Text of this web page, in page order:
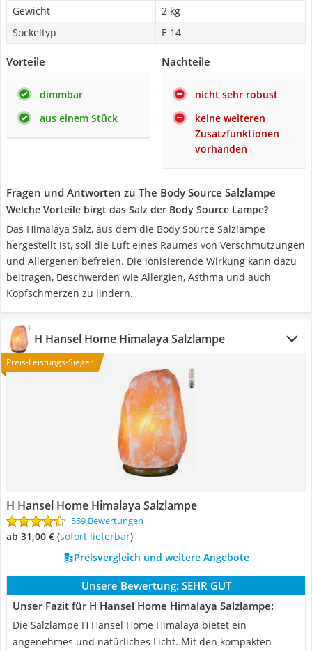
Gewicht
2 kg
Sockeltyp
E 14
Vorteile
dimmbar
aus einem Stück
Nachteile
nicht sehr robust
keine weiteren
Zusatzfunktionen
vorhanden
Fragen und Antworten zu The Body Source Salzlampe
Welche Vorteile birgt das Salz der Body Source Lampe?
Das Himalaya Salz, aus dem die Body Source Salzlampe
hergestellt ist, soll die Luft eines Raumes von Verschmutzungen
und Allergenen befreien. Die ionisierende Wirkung kann dazu
beitragen, Beschwerden wie Allergien, Asthma und auch
Kopfschmerzen zu lindern.
H Hansel Home Himalaya Salzlampe
Preis-Leistungs-Sieger
H Hansel Home Himalaya Salzlampe
559 Bewertungen
ab 31,00 € ( Sofort lieferbar)
Preisvergleich und weitere Angebote
Unsere Bewertung: SEHR GUT
Unser Fazit für H Hansel Home Himalaya Salzlampe:
Die Salzlampe H Hansel Home Himalaya bietet ein
angenehmes und natürliches Licht. Mit den kompakten